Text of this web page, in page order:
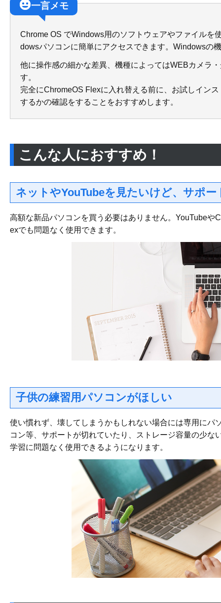
一言メモ
Chrome OS でWindows用のソフトウェアやファイルを
dowsパソコンに簡単にアクセスできます。Windowsの
他に操作感の細かな差異、機種によってはWEBカメラ
す。
完全にChromeOS Flexに入れ替える前に、お試しイン
するかの確認をすることをおすすめします。
こんな人におすすめ！
ネットやYouTubeを見たいけど、サポ
高額な新品パソコンを買う必要はありません。YouTube
exでも問題なく使用できます。
子供の練習用パソコンがほしい
使い慣れず、壊してしまうかもしれない場合には専用に
コン等、サポートが切れていたり、ストレージ容量の少
学習に問題なく使用できるようになります。